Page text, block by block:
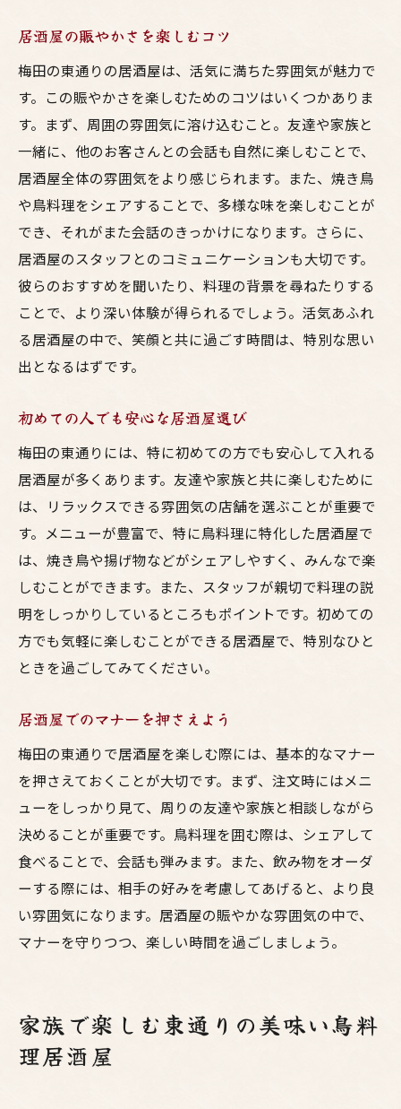
発見の喜びと美味しさを味わう
鳥料理の新たな楽しみ方
東通りで見つける隠れた名店
呑みながら楽しむ居酒屋の魅力
家族と過ごす梅田の居酒屋での特別な瞬間
居酒屋での家族の思い出作り
特別な瞬間を彩る料理と雰囲気
家族と共に楽しむ居酒屋の選び方
忘れられない家族の時間
居酒屋で過ごす家族の大切なひととき
居酒屋の賑やかさを楽しむコツ
梅田の東通りの居酒屋は、活気に満ちた雰囲気が魅力で
す。この賑やかさを楽しむためのコツはいくつかありま
す。まず、周囲の雰囲気に溶け込むこと。友達や家族と
一緒に、他のお客さんとの会話も自然に楽しむことで、
居酒屋全体の雰囲気をより感じられます。また、焼き鳥
や鳥料理をシェアすることで、多様な味を楽しむことが
でき、それがまた会話のきっかけになります。さらに、
居酒屋のスタッフとのコミュニケーションも大切です。
彼らのおすすめを聞いたり、料理の背景を尋ねたりする
ことで、より深い体験が得られるでしょう。活気あふれ
る居酒屋の中で、笑顔と共に過ごす時間は、特別な思い
出となるはずです。
初めての人でも安心な居酒屋選び
梅田の東通りには、特に初めての方でも安心して入れる
居酒屋が多くあります。友達や家族と共に楽しむために
は、リラックスできる雰囲気の店舗を選ぶことが重要で
す。メニューが豊富で、特に鳥料理に特化した居酒屋で
は、焼き鳥や揚げ物などがシェアしやすく、みんなで楽
しむことができます。また、スタッフが親切で料理の説
明をしっかりしているところもポイントです。初めての
方でも気軽に楽しむことができる居酒屋で、特別なひと
ときを過ごしてみてください。
居酒屋でのマナーを押さえよう
梅田の東通りで居酒屋を楽しむ際には、基本的なマナー
を押さえておくことが大切です。まず、注文時にはメニ
ューをしっかり見て、周りの友達や家族と相談しながら
決めることが重要です。鳥料理を囲む際は、シェアして
食べることで、会話も弾みます。また、飲み物をオーダ
ーする際には、相手の好みを考慮してあげると、より良
い雰囲気になります。居酒屋の賑やかな雰囲気の中で、
マナーを守りつつ、楽しい時間を過ごしましょう。
家族で楽しむ東通りの美味い鳥料
理居酒屋